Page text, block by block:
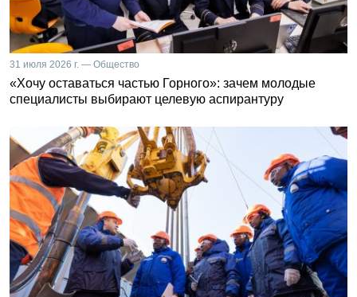
31 июля 2026 г. — Общество
«Хочу оставаться частью Горного»: зачем молодые
специалисты выбирают целевую аспирантуру